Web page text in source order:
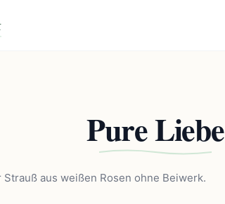
Pure Liebe
aus weißen Rosen ohne Beiwerk.